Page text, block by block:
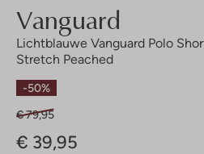
Vanguard
Lichtblauwe Vanguard Polo
Stretch Peached
-50%
€ 79,95
€ 39,95